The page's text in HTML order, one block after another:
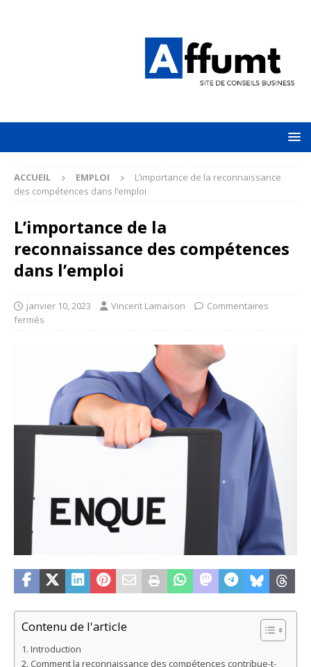
ACCUEIL EMPLOI
L’importance de la reconnaissance
des compétences dans l’emploi
L’importance de la
reconnaissance des compétences
dans l’emploi
janvier 10, 2023 Vincent Lamaison
Commentaires
fermés
Contenu de l'article
Introduction
Comment la reconnaissance des compétences contribue-t-